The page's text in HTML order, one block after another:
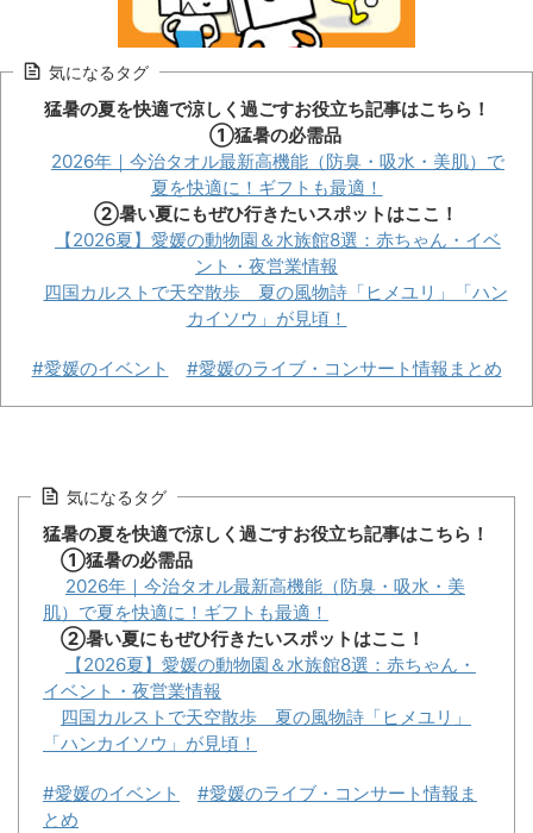
気になるタグ
猛暑の夏を快適で涼しく過ごすお役立ち記事はこちら！
①猛暑の必需品
2026年｜今治タオル最新高機能（防臭・吸水・美肌）で
夏を快適に！ギフトも最適！
②暑い夏にもぜひ行きたいスポットはここ！
【2026夏】愛媛の動物園＆水族館8選：赤ちゃん・イベ
ント・夜営業情報
四国カルストで天空散歩 夏の風物詩「ヒメユリ」「ハン
カイソウ」が見頃！
#愛媛のイベント #愛媛のライブ・コンサート情報まとめ
気になるタグ
猛暑の夏を快適で涼しく過ごすお役立ち記事はこちら！
①猛暑の必需品
2026年｜今治タオル最新高機能（防臭・吸水・美
肌）で夏を快適に！ギフトも最適！
②暑い夏にもぜひ行きたいスポットはここ！
【2026夏】愛媛の動物園＆水族館8選：赤ちゃん・
イベント・夜営業情報
四国カルストで天空散歩 夏の風物詩「ヒメユリ」
「ハンカイソウ」が見頃！
#愛媛のイベント
#愛媛のライブ・コンサート情報ま
とめ